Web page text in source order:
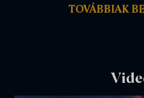
TOVÁBBIAK